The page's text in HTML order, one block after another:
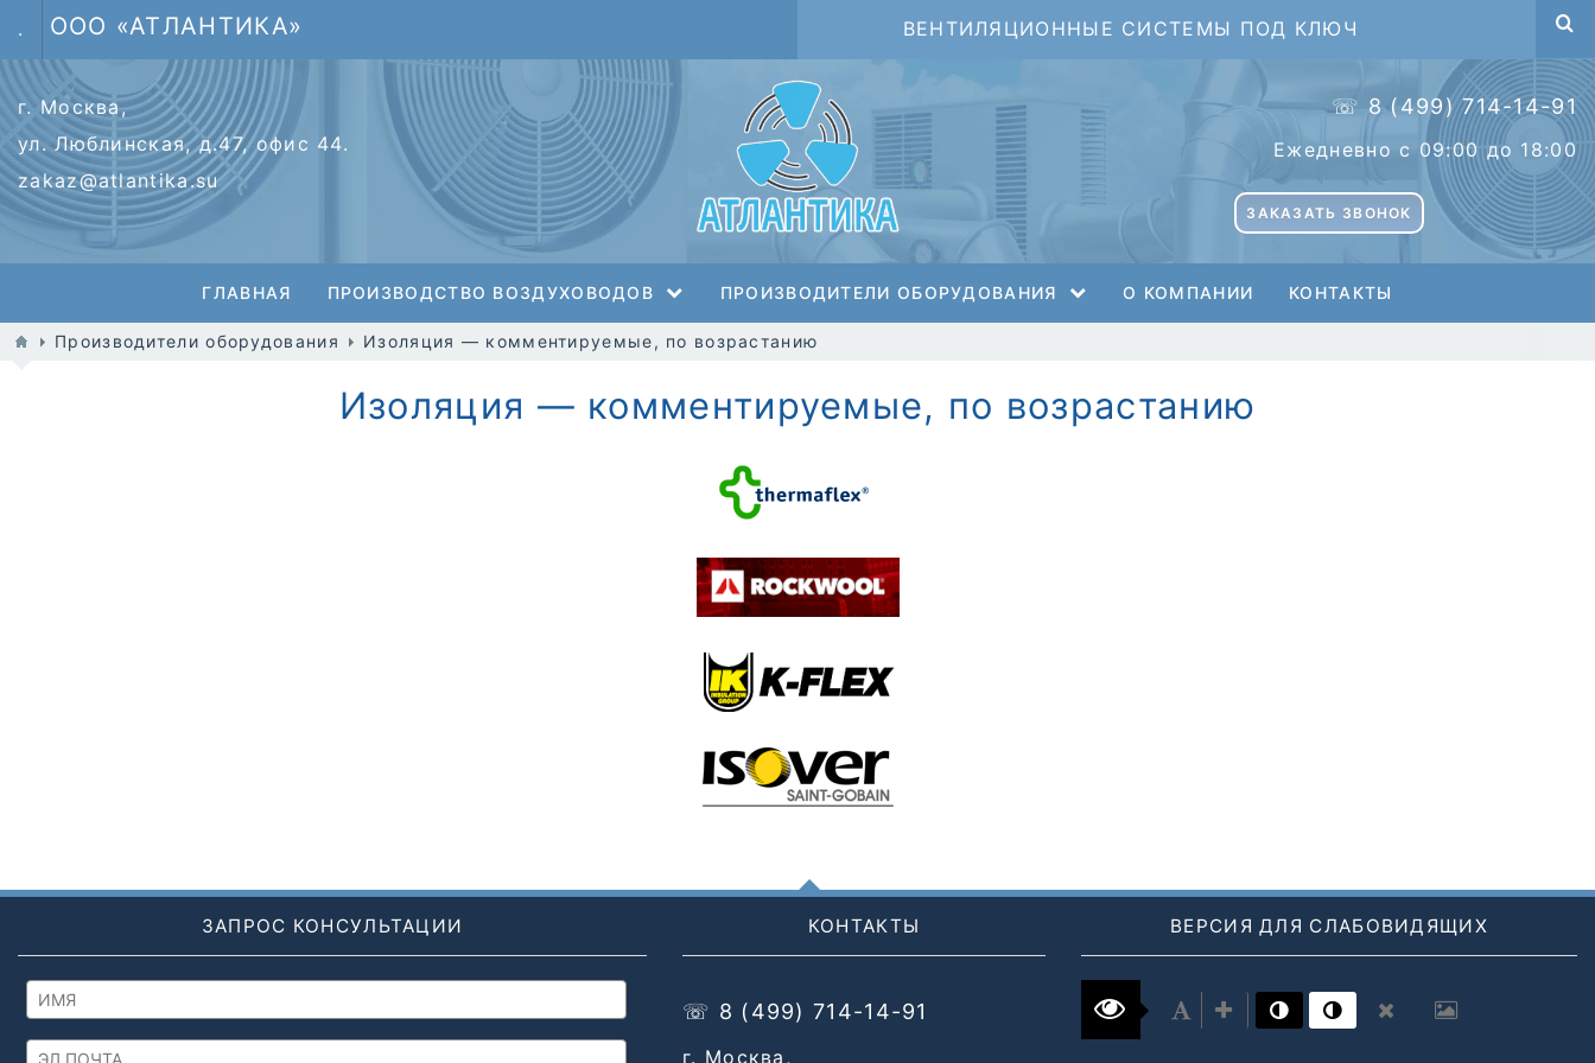
. ООО «АТЛАНТИКА» ВЕНТИЛЯЦИОННЫЕ СИСТЕМЫ ПОД КЛЮЧ
г. Москва,
ул. Люблинская, д.47, офис 44.
zakaz@atlantika.su
☏ 8 (499) 714-14-91
Ежедневно с 09:00 до 18:00
ЗАКАЗАТЬ ЗВОНОК
ГЛАВНАЯ ПРОИЗВОДСТВО ВОЗДУХОВОДОВ ПРОИЗВОДИТЕЛИ ОБОРУДОВАНИЯ О КОМПАНИИ КОНТАКТЫ
Производители оборудования Изоляция — комментируемые, по возрастанию
Изоляция — комментируемые, по возрастанию
ЗАПРОС КОНСУЛЬТАЦИИ КОНТАКТЫ
☏ 8 (499) 714-14-91
г. Москва,
ВЕРСИЯ ДЛЯ СЛАБОВИДЯЩИХ